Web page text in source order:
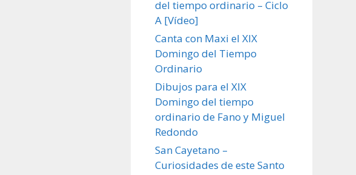
del tiempo ordinario – Ciclo
A [Vídeo]
Canta con Maxi el XIX
Domingo del Tiempo
Ordinario
Dibujos para el XIX
Domingo del tiempo
ordinario de Fano y Miguel
Redondo
San Cayetano –
Curiosidades de este Santo